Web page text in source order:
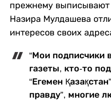
прежнему
Назира Мулдашева
интересов своих
“Мои подписчики
газеты, кто-то
“Егемен
правду”, многие